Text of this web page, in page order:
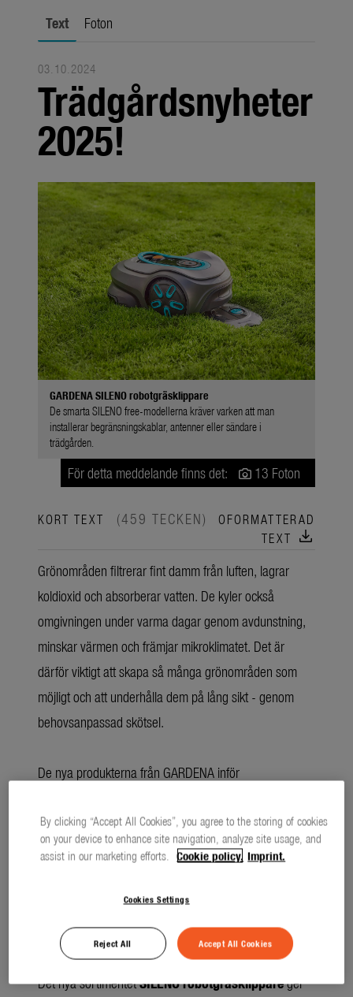
Presskontakt
Text Foton
03.10.2024
Trädgårdsnyheter
2025!
GARDENA SILENO robotgräsklippare
De smarta SILENO free-modellerna kräver varken att man
installerar begränsningskablar, antenner eller sändare i
trädgården.
För detta meddelande finns det: 13 Foton
KORT TEXT (459 TECKEN)
OFORMATTERAD
TEXT download
Grönområden filtrerar fint damm från luften, lagrar
koldioxid och absorberar vatten. De kyler också
omgivningen under varma dagar genom avdunstning,
minskar värmen och främjar mikroklimatet. Det är
därför viktigt att skapa så många grönområden som
möjligt och att underhålla dem på lång sikt - genom
behovsanpassad skötsel.
De nya produkterna från GARDENA inför
grönområden och din trädgård efter behov.
OFORMATTERAD
TEXT
Det nya sortimentetSILENO robotgräsklippareger
By clicking “Accept All Cookies”, you agree to the storing of cookies
on your device to enhance site navigation, analyze site usage, and
assist in our marketing efforts. Cookie policy. Imprint.
Cookies Settings
Reject All Accept All Cookies